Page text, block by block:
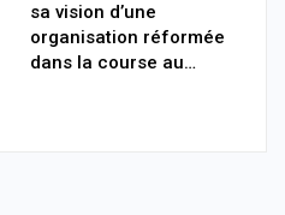
sa vision d’une
organisation réformée
dans la course au…